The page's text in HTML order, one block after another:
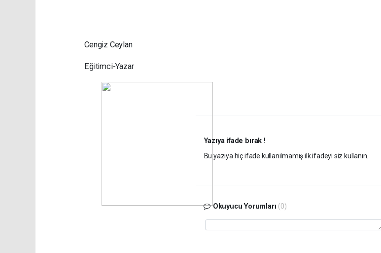
Cengiz Ceylan
Eğitimci-Yazar
Yazıya ifade bırak !
Bu yazıya hiç ifade kullanılmamış ilk ifadeyi siz kullanın.
Okuyucu Yorumları (0)